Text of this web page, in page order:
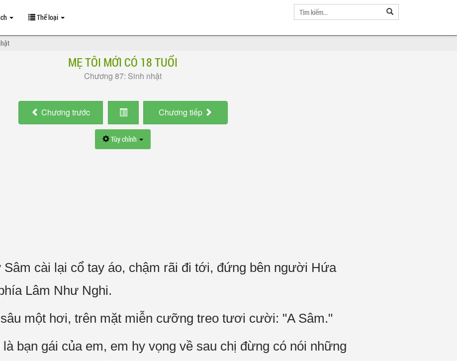
Thể loại
MẸ TÔI MỚI CÓ 18 TUỔI
Chương 87: Sinh nhật
Chương trước Chương tiếp
Tùy chỉnh
Sâm cài lại cổ tay áo, chậm rãi đi tới, đứng bên người Hứa
Lâm Như Nghi.
một hơi, trên mặt miễn cưỡng treo tươi cười: "A Sâm."
bạn gái của em, em hy vọng về sau chị đừng có nói những